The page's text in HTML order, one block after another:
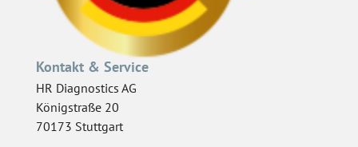
Kontakt & Service
HR Diagnostics AG
Königstraße 20
70173 Stuttgart